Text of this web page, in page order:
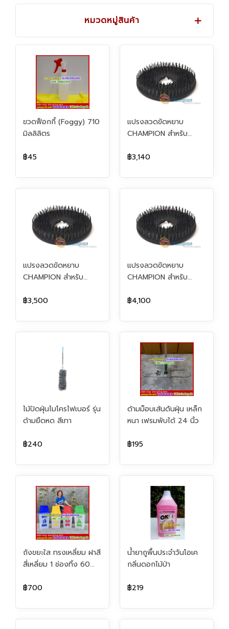
หมวดหมู่สินค้า
ขวดฟ็อกกี้ (Foggy) 710
มิลลิลิตร
฿45
แปรงลวดขัดหยาบ
CHAMPION สำหรับ
฿3,140
แปรงลวดขัดหยาบ
CHAMPION สำหรับ
฿3,500
แปรงลวดขัดหยาบ
CHAMPION สำหรับ
฿4,100
ไม้ปัดฝุ่นไมโครไฟเบอร์ รุ่น
ด้ามยืดหด สีเทา
฿240
ด้ามม็อบเส้นดันฝุ่น เหล็ก
หนา เฟรมพับได้ 24 นิ้ว
฿195
ถังขยะใส ทรงเหลี่ยม ฝาสี
สี่เหลี่ยม 1 ช่องทิ้ง 60
฿700
น้ำยาถูพื้นประจำวันโอเค
กลิ่นดอกไม้ป่า
฿219